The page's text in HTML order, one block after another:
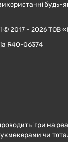
будь-
© 2017 - 2026 ТОВ
R40-06374
ігри на
чи